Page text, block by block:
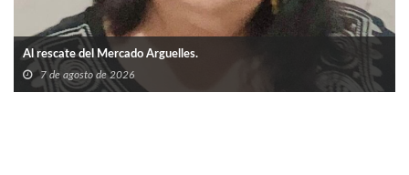
Al rescate del Mercado Arguelles.
7 de agosto de 2026